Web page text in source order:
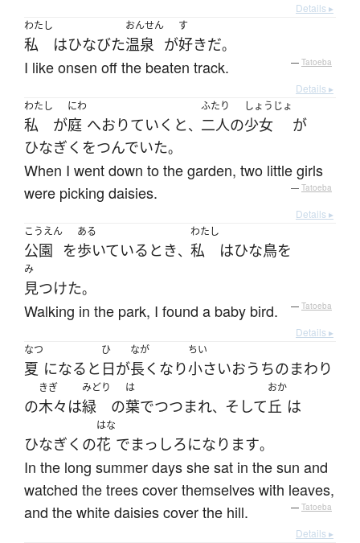
Details ▸
わたし
私 はひなびた
おんせん
温泉 が
す
好きだ。
I like onsen off the beaten track. — Tatoeba
Details ▸
わたし
私 が
にわ
庭 へおりていく と、
ふたり
二人の
しょうじょ
少女
が
ひなぎく をつんでいた。
When I went down to the garden, two little girls
were picking daisies.
— Tatoeba
Details ▸
こうえん
公園 を
ある
歩いている とき、
わたし
私 はひな鳥を
み
見つけた。
Walking in the park, I found a baby bird. — Tatoeba
Details ▸
なつ
夏 になると
ひ
日が
なが
長く なり
ちい
小さいおうちのまわり
の
きぎ
木々 は
みどり
緑 の
は
葉でつつまれ、 そして
おか
丘 は
ひなぎく の
はな
花 でまっしろになります。
In the long summer days she sat in the sun and
watched the trees cover themselves with leaves,
and the white daisies cover the hill.
— Tatoeba
Details ▸